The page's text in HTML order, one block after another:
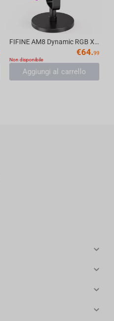
FIFINE AM8 Dynamic RGB XLR/USB Microphone, Black
€64.99
Non disponibile
Aggiungi al carrello